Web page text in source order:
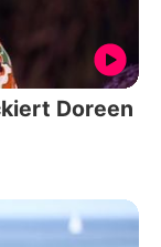
Doreen